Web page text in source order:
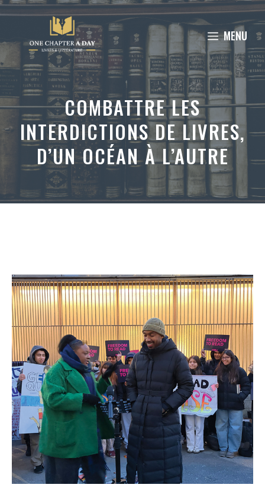
Aller
contenu
MENU
COMBATTRE LES
INTERDICTIONS DE LIVRES,
D’UN OCÉAN À L’AUTRE